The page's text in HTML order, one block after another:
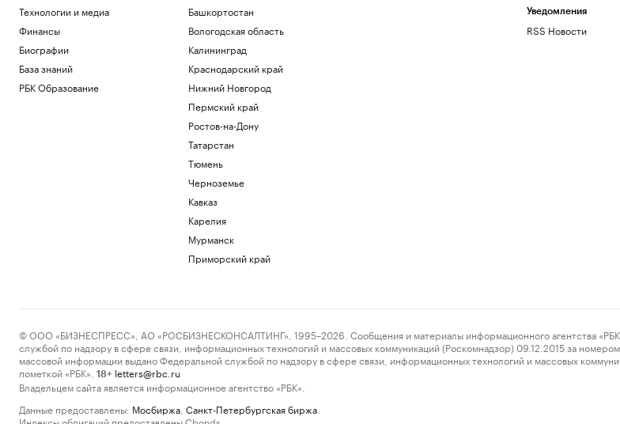
Технологии и медиа
Финансы
Биографии
База знаний
РБК Образование
Башкортостан
Вологодская область
Калининград
Краснодарский край
Нижний Новгород
Пермский край
Ростов-на-Дону
Татарстан
Тюмень
Черноземье
Кавказ
Карелия
Мурманск
Приморский край
Уведомления
RSS Новости
© ООО «БИЗНЕСПРЕСС», АО «РОСБИЗНЕСКОНСАЛТИНГ», 1995–2026. Сообщения и материалы информационного агентства
службой по надзору в сфере связи, информационных технологий и массовых коммуникаций (Роскомнадзор) 09.12.2015 за
массовой информации выдано Федеральной службой по надзору в сфере связи, информационных технологий и массовых
пометкой «РБК».
18+ letters@rbc.ru
Владельцем сайта является информационное агентство «РБК».
Данные предоставлены: Мосбиржа Санкт-Петербургская биржа